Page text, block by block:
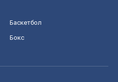
Баскетбол
Бокс